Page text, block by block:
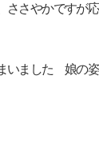
さやかですが
いました 娘の